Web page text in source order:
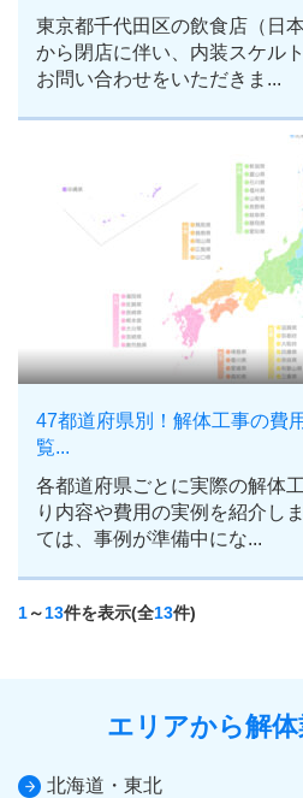
東京都千代田区の飲食店（日
から閉店に伴い、内装スケル
お問い合わせをいただきま...
47都道府県別！解体工事の費
覧...
各都道府県ごとに実際の解体
り内容や費用の実例を紹介し
ては、事例が準備中にな...
1～13件を表示(全13件)
エリアから解
北海道・東北